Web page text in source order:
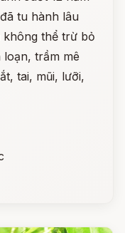
tu hành lâu
thể trừ bỏ
loạn, trầm mê
tai, mũi, lưỡi,